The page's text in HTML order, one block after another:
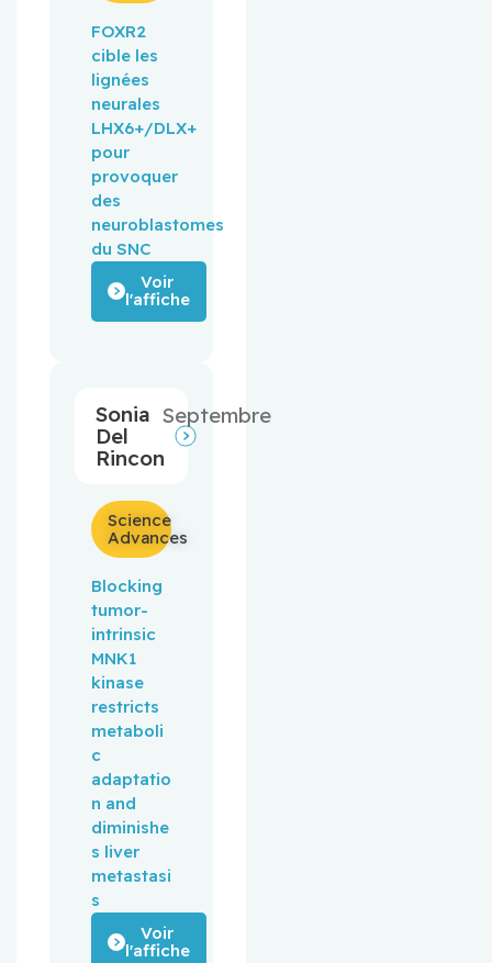
FOXR2
cible les
lignées
neurales
LHX6+/DLX+
pour
provoquer
des
neuroblastomes
du SNC
Voir
l'affiche
Sonia
Del
Rincon
Septembre
Science
Advances
Blocking
tumor-
intrinsic
MNK1
kinase
restricts
metaboli
c
adaptatio
n and
diminishe
s liver
metastasi
s
Voir
l'affiche